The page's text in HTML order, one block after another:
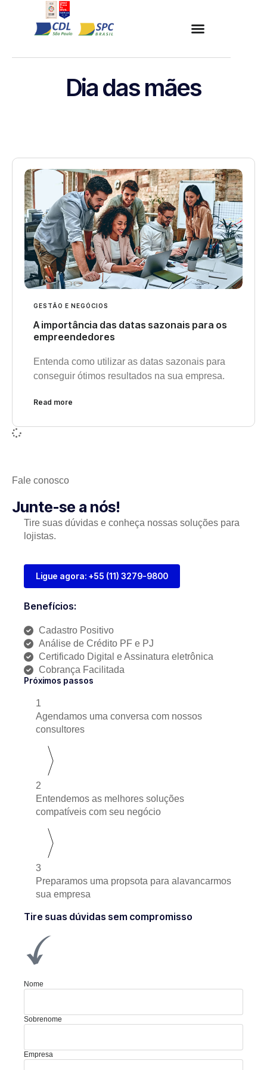
Dia das mães
GESTÃO E NEGÓCIOS
A importância das datas sazonais para os
empreendedores
Entenda como utilizar as datas sazonais para
conseguir ótimos resultados na sua empresa.
Read more
Fale conosco
Junte-se a nós!
Tire suas dúvidas e conheça nossas soluções para
lojistas.
Ligue agora: +55 (11) 3279-9800
Benefícios:
Cadastro Positivo
Análise de Crédito PF e PJ
Certificado Digital e Assinatura eletrônica
Cobrança Facilitada
Próximos passos
1
Agendamos uma conversa com nossos
consultores
2
Entendemos as melhores soluções
compatíveis com seu negócio
3
Preparamos uma propsota para alavancarmos
sua empresa
Tire suas dúvidas sem compromisso
Nome
Sobrenome
Empresa